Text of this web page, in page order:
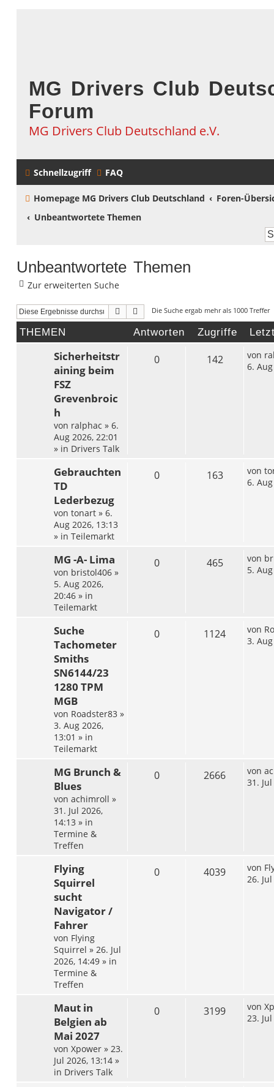
MG Drivers Club
Forum
MG Drivers Club Deutschland e.V.
Schnellzugriff FAQ
Homepage MG Drivers Club Deutschland
Foren-
Unbeantwortete Themen
Unbeantwortete Themen
Zur erweiterten Suche
Suche Erweiterte Suche
Die Suche ergab mehr als 1000 Treffer
THEMEN Antworten Zugriffe
Sicherheitstr
aining beim
FSZ
Grevenbroic
h
von ralphac » 6.
Aug 2026, 22:01
» in Drivers Talk
0 142 von
6.
Gebrauchten
TD
Lederbezug
von tonart » 6.
Aug 2026, 13:13
» in Teilemarkt
0 163 von
6.
MG -A- Lima
von bristol406 »
5. Aug 2026,
20:46 » in
Teilemarkt
0 465 von
5.
Suche
Tachometer
Smiths
SN6144/23
1280 TPM
MGB
von Roadster83 »
3. Aug 2026,
13:01 » in
Teilemarkt
0 1124 von
3.
MG Brunch &
Blues
von achimroll »
31. Jul 2026,
14:13 » in
Termine &
Treffen
0 2666 von
31.
Flying
Squirrel
sucht
Navigator /
Fahrer
von Flying
Squirrel » 26. Jul
2026, 14:49 » in
Termine &
Treffen
0 4039 von
26.
Maut in
Belgien ab
Mai 2027
von Xpower » 23.
Jul 2026, 13:14 »
in Drivers Talk
0 3199 von
23.